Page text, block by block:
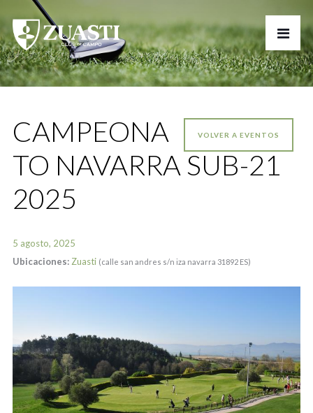
VOLVER A EVENTOS
CAMPEONA
TO NAVARRA SUB-21
2025
5 agosto, 2025
Ubicaciones: Zuasti (calle san andres s/n iza navarra 31892 ES)